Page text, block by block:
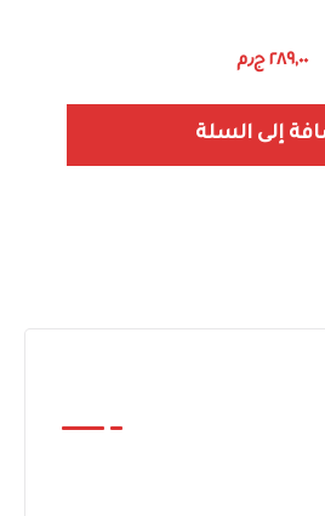
٢٨٩,٠٠ ج٫م
إلى السلة